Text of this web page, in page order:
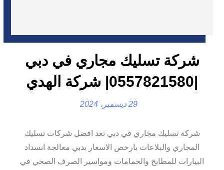
شركة تسليك مجاري في دبي
|0557821580| شركة الهدي
29 ديسمبر، 2024
شركة تسليك مجاري في دبي تعد افضل شركات تسليك
المجاري والبلاعات بارخص الاسعار بدبي معالجة انسداد
البيارات للمطابخ والحمامات ومواسير الصرف الصحي في